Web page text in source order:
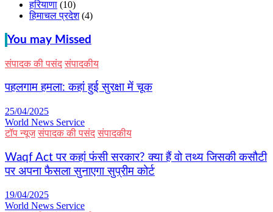
हरियाणा (10)
हिमाचल प्रदेश(4)
You may Missed
संपादक की पसंद संपादकीय
पहलगाम हमला: कहां हुई सुरक्षा में चूक
25/04/2025
World News Service
टॉप न्यूज संपादक की पसंद संपादकीय
Waqf Act पर कहां फंसी सरकार? क्या हैं वो तथ्य जिसकी कसौटी
पर अपना फैसला सुनाएगा सुप्रीम कोर्ट
19/04/2025
World News Service